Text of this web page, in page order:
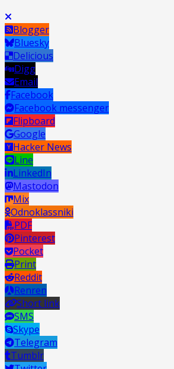
Blogger
Bluesky
Delicious
Digg
Email
Facebook
Facebook messenger
Flipboard
Google
Hacker News
Line
LinkedIn
Mastodon
Mix
Odnoklassniki
PDF
Pinterest
Pocket
Print
Reddit
Renren
Short link
SMS
Skype
Telegram
Tumblr